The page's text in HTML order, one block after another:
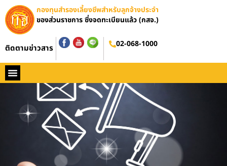
กองทุนสำรองเลี้ยงชีพสำหรับลูกจ้างประจำ
ของส่วนราชการ ซึ่งจดทะเบียนแล้ว (กสจ.)
ติดตามข่าวสาร 02-068-1000